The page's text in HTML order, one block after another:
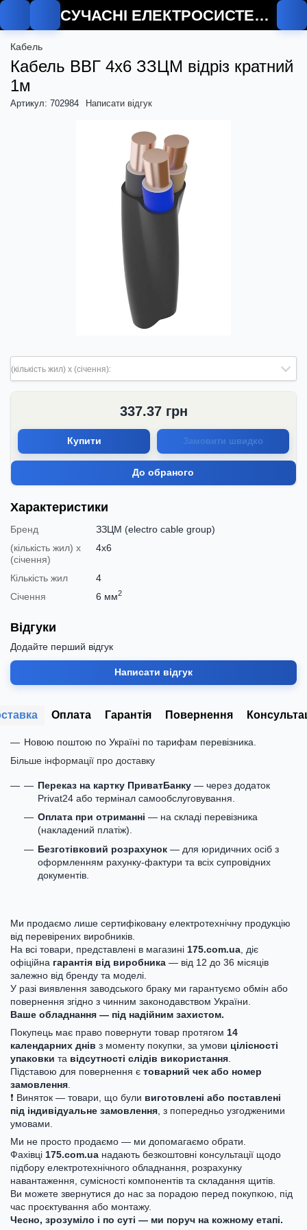
СУЧАСНІ ЕЛЕКТРОСИСТЕМИ
Кабель
Кабель ВВГ 4х6 ЗЗЦМ відріз кратний
1м
Артикул: 702984 Написати відгук
(кількість жил) х (січення):
337.37грн
Купити Замовити швидко
До обраного
Характеристики
Бренд
ЗЗЦМ (electro cable group)
(кількість жил) х
(січення)
4х6
Кількість жил
4
Січення
6 мм2
Відгуки
Додайте перший відгук
Написати відгук
Оплата Гарантія Повернення
Новою поштою по Україні по тарифам перевізника.
Більше інформації про доставку
Переказ на картку ПриватБанку — через додаток
Privat24 або термінал самообслуговування.
Оплата при отриманні — на складі перевізника
(накладений платіж).
Безготівковий розрахунок — для юридичних осіб з
оформленням рахунку-фактури та всіх супровідних
документів.
Ми продаємо лише сертифіковану електротехнічну продукцію
від перевірених виробників.
На всі товари, представлені в магазині 175.com.ua , діє
офіційна гарантія від виробника — від 12 до 36 місяців
залежно від бренду та моделі.
У разі виявлення заводського браку ми гарантуємо обмін або
повернення згідно з чинним законодавством України.
Ваше обладнання — під надійним захистом.
Покупець має право повернути товар протягом 14
календарних днів з моменту покупки, за умови цілісності
упаковки та відсутності слідів використання
Підставою для повернення є товарний чек або номер
замовлення
❗ Виняток — товари, що були виготовлені або поставлені
під індивідуальне замовлення , з попередньо узгодженими
умовами.
Ми не просто продаємо — ми допомагаємо обрати.
Фахівці 175.com.ua надають безкоштовні консультації щодо
підбору електротехнічного обладнання, розрахунку
навантаження, сумісності компонентів та складання щитів.
Ви можете звернутися до нас за порадою перед покупкою, під
час проєктування або монтажу.
Чесно, зрозуміло і по суті — ми поруч на кожному етапі.